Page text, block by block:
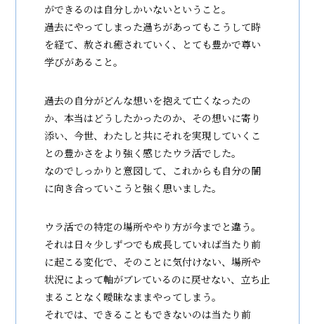
ができるのは自分しかいないということ。
過去にやってしまった過ちがあってもこうして時
を経て、赦され癒されていく、とても豊かで尊い
学びがあること。
過去の自分がどんな想いを抱えて亡くなったの
か、本当はどうしたかったのか、その想いに寄り
添い、今世、わたしと共にそれを実現していくこ
との豊かさをより強く感じたウラ活でした。
なのでしっかりと意図して、これからも自分の闇
に向き合っていこうと強く思いました。
ウラ活での特定の場所ややり方が今までと違う。
それは日々少しずつでも成長していれば当たり前
に起こる変化で、そのことに気付けない、場所や
状況によって軸がブレているのに戻せない、立ち止
まることなく曖昧なままやってしまう。
それでは、できることもできないのは当たり前